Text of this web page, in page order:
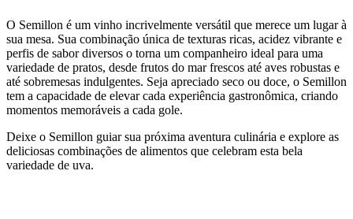
O Semillon é um vinho incrivelmente versátil que merece um lugar à
sua mesa. Sua combinação única de texturas ricas, acidez vibrante e
perfis de sabor diversos o torna um companheiro ideal para uma
variedade de pratos, desde frutos do mar frescos até aves robustas e
até sobremesas indulgentes. Seja apreciado seco ou doce, o Semillon
tem a capacidade de elevar cada experiência gastronômica, criando
momentos memoráveis a cada gole.
Deixe o Semillon guiar sua próxima aventura culinária e explore as
deliciosas combinações de alimentos que celebram esta bela
variedade de uva.